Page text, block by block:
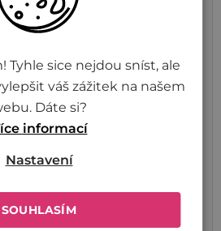
0,2 g
Tyhle sice nejdou sníst, ale
váš zážitek na našem
Dáte si?
informací
SOUHLASÍM
Nastavení